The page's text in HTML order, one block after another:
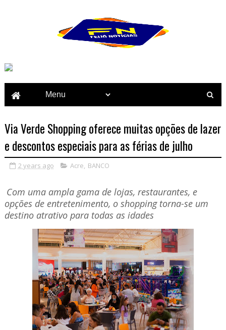
Via Verde Shopping oferece muitas opções de lazer
e descontos especiais para as férias de julho
2 years ago Acre, BANCO
Com uma ampla gama de lojas, restaurantes, e
opções de entretenimento, o shopping torna-se um
destino atrativo para todas as idades